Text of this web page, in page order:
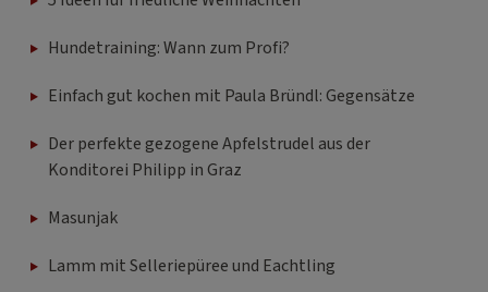
Hundetraining: Wann zum Profi?
Einfach gut kochen mit Paula Bründl: Gegensätze
Der perfekte gezogene Apfelstrudel aus der
Konditorei Philipp in Graz
Masunjak
Lamm mit Selleriepüree und Eachtling